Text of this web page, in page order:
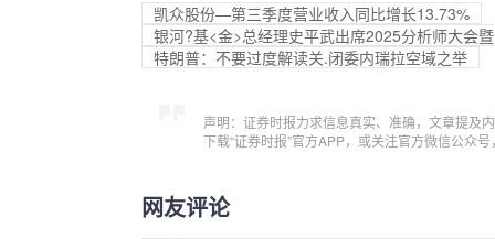
凯众股份—第三季度营业收入同比增长13.73%
银河?基<金>总经理史平武出席2025分析师大会
特朗普：不要过度解读关.闭委内瑞拉空域之举
声明：证券时报力求信息真实、准确，文章提及
下载“证券时报”官方APP，或关注官方微信公众
网友评论